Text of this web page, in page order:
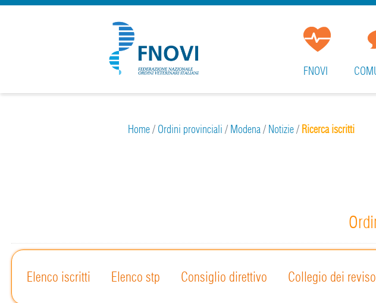
FNOVI
Home/ Ordini provinciali / Modena/ Notizie/ Ricerca iscritti
Elenco iscritti Elenco stp Consiglio direttivo Collegio dei